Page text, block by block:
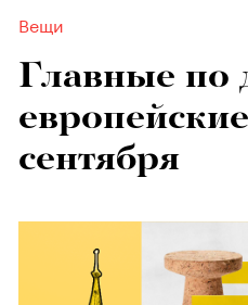
Вещи
Главные по
сентября